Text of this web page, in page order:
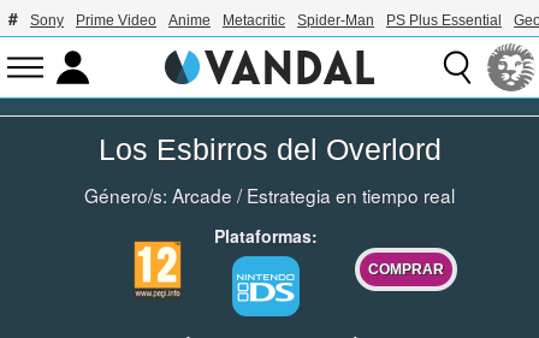
Sony Prime Video Anime Metacritic Spider-Man PS Plus Essential
Los Esbirros del Overlord
Género/s: Arcade /Estrategia en tiempo real
Plataformas:
COMPRAR